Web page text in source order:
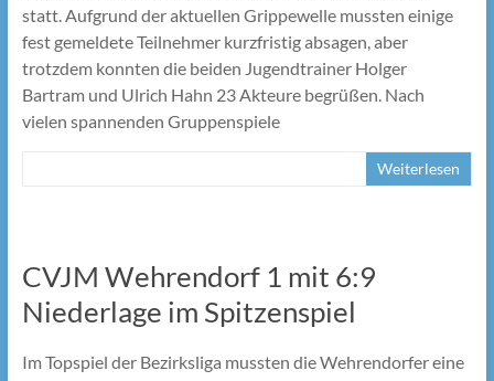
statt. Aufgrund der aktuellen Grippewelle mussten einige
fest gemeldete Teilnehmer kurzfristig absagen, aber
trotzdem konnten die beiden Jugendtrainer Holger
Bartram und Ulrich Hahn 23 Akteure begrüßen. Nach
vielen spannenden Gruppenspiele
Weiterlesen
CVJM Wehrendorf 1 mit 6:9
Niederlage im Spitzenspiel
Im Topspiel der Bezirksliga mussten die Wehrendorfer eine